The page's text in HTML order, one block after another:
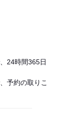
24時間365日
予約の取りこ